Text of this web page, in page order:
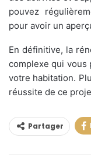
pouvez
pour avoir un
En définitive, la
complexe qui vous
votre habitation.
réussite de ce
Partager